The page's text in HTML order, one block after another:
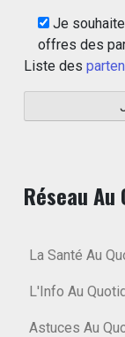
Je
offres des
Liste des
Réseau
La Santé Au
L'Info Au
Astuces Au